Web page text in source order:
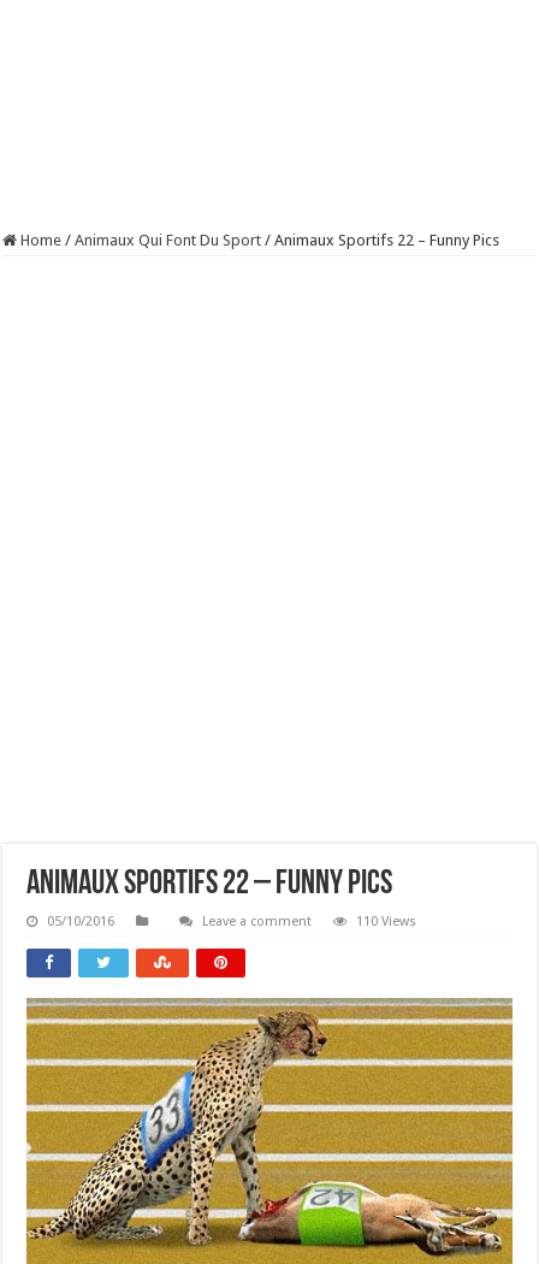
Home / Animaux Qui Font Du Sport / Animaux Sportifs 22 – Funny Pics
Animaux Sportifs 22 – Funny Pics
05/10/2016 Leave a comment 110 Views